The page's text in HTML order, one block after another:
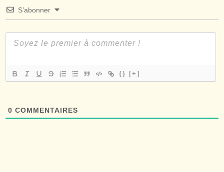
S’abonner
{} [+]
0 COMMENTAIRES